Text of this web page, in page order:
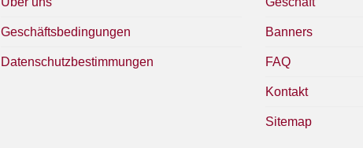
Geschäftsbedingungen
Datenschutzbestimmungen
Banners
FAQ
Kontakt
Sitemap